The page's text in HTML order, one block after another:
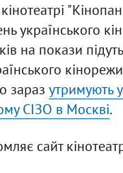
українського
на покази
зараз утримують у
СІЗО в Москві.
сайт